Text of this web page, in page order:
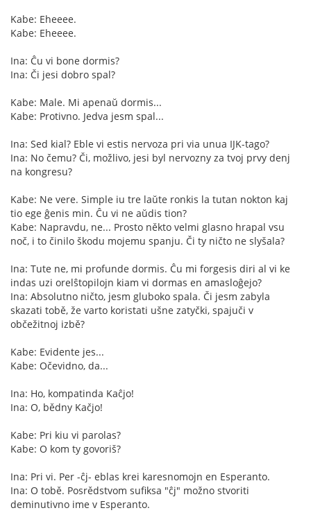
Kabe: Eheeee.
Kabe: Eheeee.
Ina: Ĉu vi bone dormis?
Ina: Či jesi dobro spal?
Kabe: Male. Mi apenaŭ dormis...
Kabe: Protivno. Jedva jesm spal...
Ina: Sed kial? Eble vi estis nervoza pri via unua IJK-tago?
Ina: No čemu? Či, možlivo, jesi byl nervozny za tvoj prvy denj
na kongresu?
Kabe: Ne vere. Simple iu tre laŭte ronkis la tutan nokton kaj
tio ege ĝenis min. Ĉu vi ne aŭdis tion?
Kabe: Napravdu, ne... Prosto někto velmi glasno hrapal vsu
noč, i to činilo škodu mojemu spanju. Či ty ničto ne slyšala?
Ina: Tute ne, mi profunde dormis. Ĉu mi forgesis diri al vi ke
indas uzi orelŝtopilojn kiam vi dormas en amasloĝejo?
Ina: Absolutno ničto, jesm gluboko spala. Či jesm zabyla
skazati tobě, že varto koristati ušne zatyčki, spajuči v
občežitnoj izbě?
Kabe: Evidente jes...
Kabe: Očevidno, da...
Ina: Ho, kompatinda Kaĉjo!
Ina: O, bědny Kačjo!
Kabe: Pri kiu vi parolas?
Kabe: O kom ty govoriš?
Ina: Pri vi. Per -ĉj- eblas krei karesnomojn en Esperanto.
Ina: O tobě. Posrědstvom sufiksa "ĉj" možno stvoriti
deminutivno ime v Esperanto.